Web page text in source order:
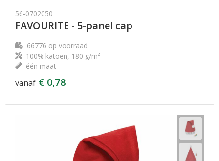
56-0702050
FAVOURITE - 5-panel cap
66776 op voorraad
100% katoen, 180 g/m²
één maat
vanaf € 0,78